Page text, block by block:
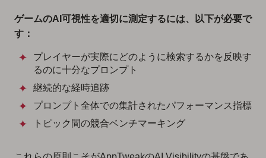
ゲームのAI可視性を適切に測定するには、以下が必要で
す：
プレイヤーが実際にどのように検索するかを反映す
るのに十分なプロンプト
継続的な経時追跡
プロンプト全体での集計されたパフォーマンス指標
トピック間の競合ベンチマーキング